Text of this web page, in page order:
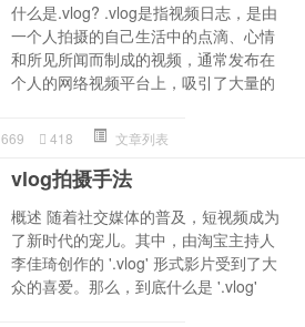
什么是.vlog? .vlog是指视频日志，是由
一个人拍摄的自己生活中的点滴、心情
和所见所闻而制成的视频，通常发布在
个人的网络视频平台上，吸引了大量的
669 418 文章列表
vlog拍摄手法
概述 随着社交媒体的普及，短视频成为
了新时代的宠儿。其中，由淘宝主持人
李佳琦创作的 '.vlog' 形式影片受到了大
众的喜爱。那么，到底什么是 '.vlog'